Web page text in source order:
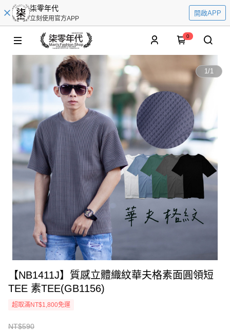
柒零年代
立刻使用官方APP
開啟APP
0
1/1
【NB1411J】質感立體織紋華夫格素面圓領短
TEE 素TEE(GB1156)
超取滿NT$1,800免運
NT$590